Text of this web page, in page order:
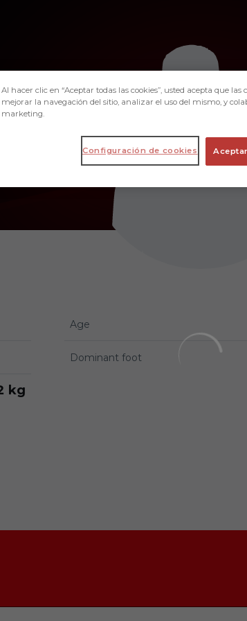
C.
Age
Dominant foot
kg
Al hacer clic en “Aceptar todas las cookies”, usted acepta que
mejorar la navegación del sitio, analizar el uso del mismo, y
marketing.
Configuración de cookies